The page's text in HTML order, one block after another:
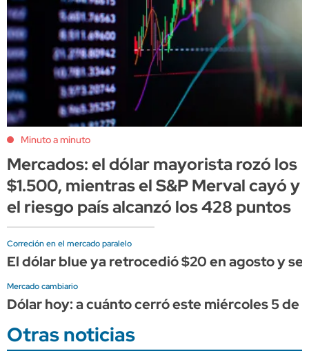
Minuto a minuto
Mercados: el dólar mayorista rozó los
$1.500, mientras el S&P Merval cayó y
el riesgo país alcanzó los 428 puntos
Correción en el mercado paralelo
El dólar blue ya retrocedió $20 en agosto y
Mercado cambiario
Dólar hoy: a cuánto cerró este miércoles 5 de
Otras noticias